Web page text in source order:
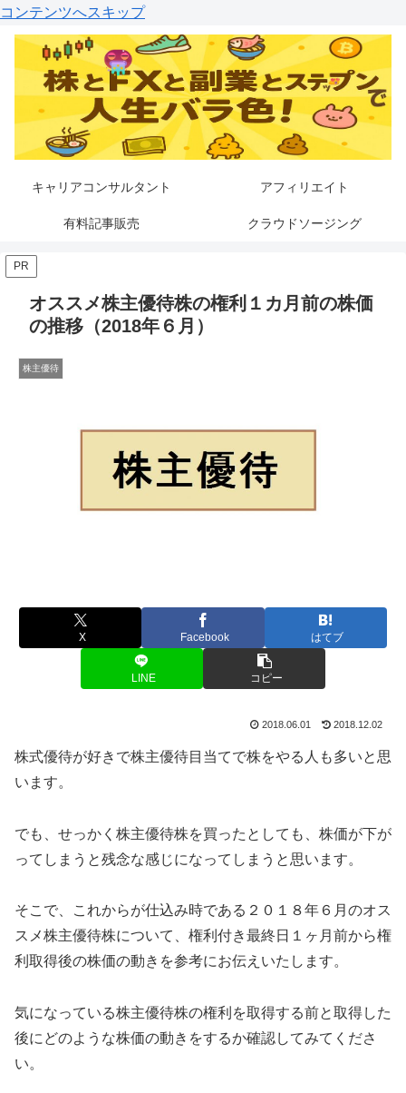
コンテンツへスキップ
キャリアコンサルタント アフィリエイト
有料記事販売 クラウドソージング
PR
オススメ株主優待株の権利１カ月前の株価
の推移（2018年６月）
株主優待
X Facebook はてブ
LINE コピー
2018.06.01 2018.12.02
株式優待が好きで株主優待目当てで株をやる人も多いと思
います。
でも、せっかく株主優待株を買ったとしても、株価が下が
ってしまうと残念な感じになってしまうと思います。
そこで、これからが仕込み時である２０１８年６月のオス
スメ株主優待株について、権利付き最終日１ヶ月前から権
利取得後の株価の動きを参考にお伝えいたします。
気になっている株主優待株の権利を取得する前と取得した
後にどのような株価の動きをするか確認してみてくださ
い。